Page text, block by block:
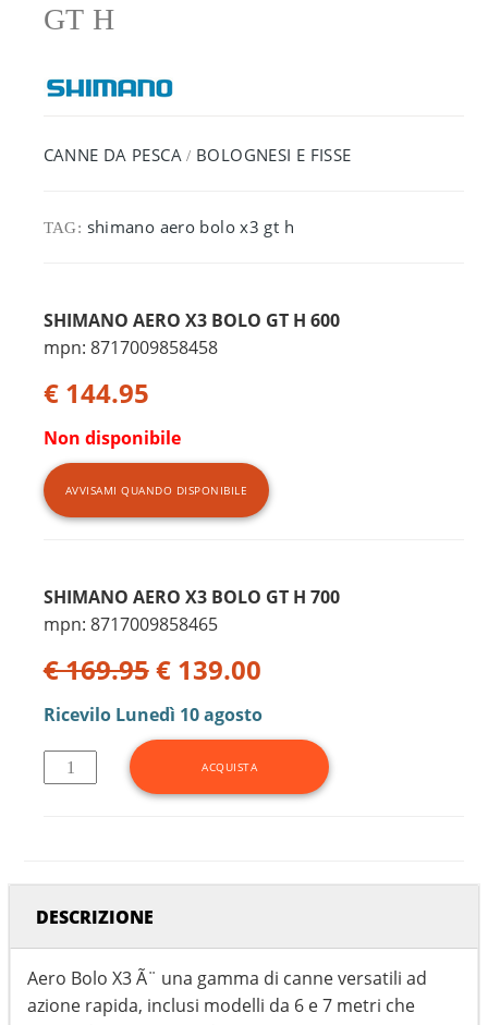
GT H
CANNE DA PESCA/ BOLOGNESI E FISSE
TAG: shimano aero bolo x3 gt h
SHIMANO AERO X3 BOLO GT H 600
mpn: 8717009858458
€ 144.95
Non disponibile
AVVISAMI QUANDO DISPONIBILE
SHIMANO AERO X3 BOLO GT H 700
mpn: 8717009858465
€ 169.95€ 139.00
Ricevilo Lunedì 10 agosto
DESCRIZIONE
Aero Bolo X3 Ã¨ una gamma di canne versatili ad
azione rapida, inclusi modelli da 6 e 7 metri che